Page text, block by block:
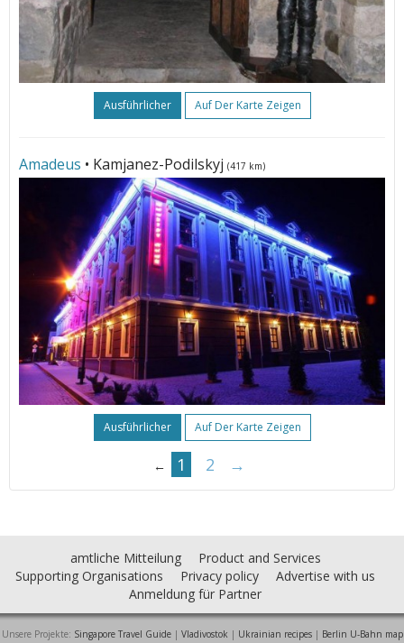
Ausführlicher Auf Der Karte Zeigen
Amadeus • Kamjanez-Podilskyj (417 km)
Ausführlicher Auf Der Karte Zeigen
← 1 2 →
amtliche Mitteilung
Product and Services
Supporting Organisations
Privacy policy
Advertise with us
Anmeldung für Partner
Unsere Projekte: Singapore Travel Guide| Vladivostok | Ukrainian recipes| Berlin U-Bahn map